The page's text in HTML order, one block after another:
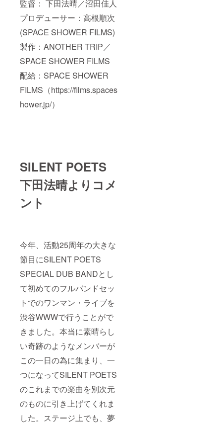
監督： 下田法晴／沼田佳人
プロデューサー：高根順次
(SPACE SHOWER FILMS)
製作：ANOTHER TRIP／
SPACE SHOWER FILMS
配給：SPACE SHOWER
FILMS（https://films.spaces
hower.jp/）
SILENT POETS
下田法晴よりコメ
ント
今年、活動25周年の大きな
節目にSILENT POETS
SPECIAL DUB BANDとし
て初めてのフルバンドセッ
トでのワンマン・ライブを
渋谷WWWで行うことがで
きました。本当に素晴らし
い奇跡のようなメンバーが
この一日の為に集まり、一
つになってSILENT POETS
のこれまでの楽曲を別次元
のものに引き上げてくれま
した。ステージ上でも、夢